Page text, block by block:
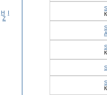
H
I
Z